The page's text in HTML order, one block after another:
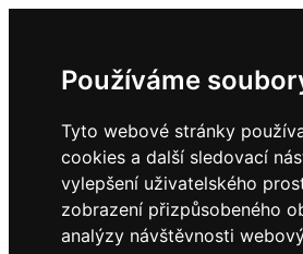
Používáme
Tyto webové stránky
cookies a další sledovací
vylepšení uživatelského
zobrazení přizpůsobeného
analýzy návštěvnosti